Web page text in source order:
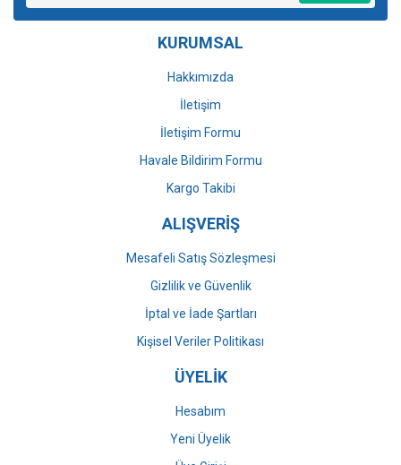
Ürün bilgilerinde hatalar bulunuyor.
Ürün fiyatı diğer sitelerden daha pahalı.
Gönder
KURUMSAL
Hakkımızda
İletişim
İletişim Formu
Havale Bildirim Formu
Kargo Takibi
ALIŞVERİŞ
Mesafeli Satış Sözleşmesi
Gizlilik ve Güvenlik
İptal ve İade Şartları
Kişisel Veriler Politikası
ÜYELİK
Hesabım
Yeni Üyelik